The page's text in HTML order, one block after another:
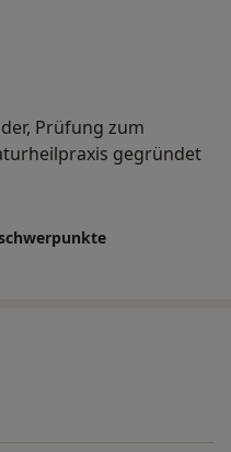
Prüfung zum
gegründet